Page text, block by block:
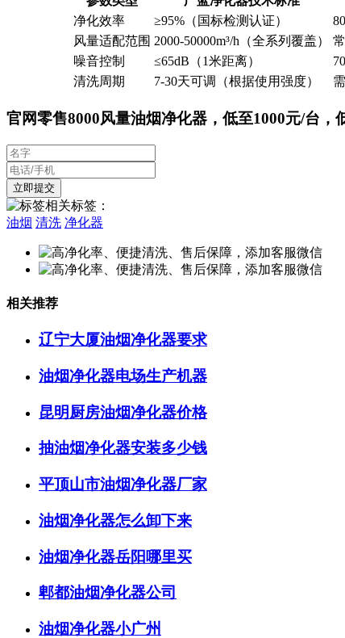
净化效率
≥95%（国标检测认证）
风量适配范围 2000-50000m³/h（全系列覆盖）
噪音控制
≤65dB（1米距离）
清洗周期
7-30天可调（根据使用强度）
官网零售8000风量油烟净化器，低至1000元/台，
相关标签：
油烟 清洗 净化器
相关推荐
辽宁大厦油烟净化器要求
油烟净化器电场生产机器
昆明厨房油烟净化器价格
抽油烟净化器安装多少钱
平顶山市油烟净化器厂家
油烟净化器怎么卸下来
油烟净化器岳阳哪里买
郫都油烟净化器公司
油烟净化器小广州